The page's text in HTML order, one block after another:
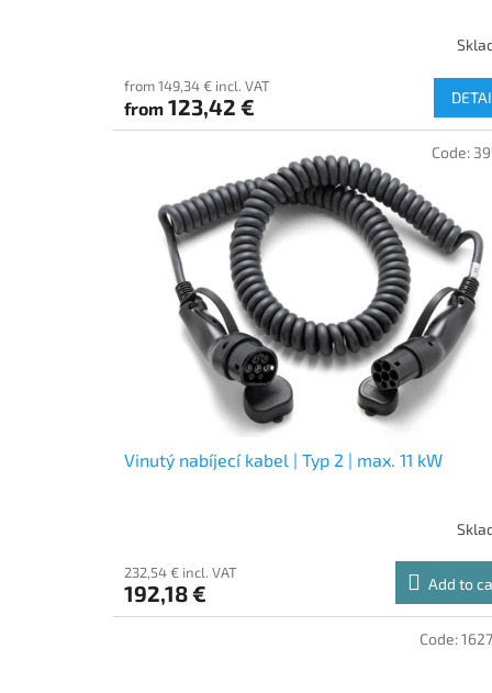
from 149,34 € incl. VAT
from 123,42 €
Vinutý nabíjecí kabel | Typ 2 | max. 11 kW
232,54 € incl. VAT
192,18 € Add to
Code:
Code: